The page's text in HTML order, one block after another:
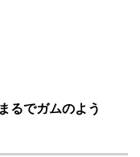
るでガムのよう